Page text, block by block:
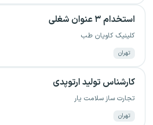
استخدام ۳ عنوان شغلی
کلینیک کاویان طب
تهران
کارشناس تولید ارتوپدی
تجارت ساز سلامت یار
تهران